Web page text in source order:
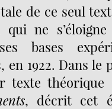
de ce seul
ne
bases
en 1922. Dans
texte
, décrit cet